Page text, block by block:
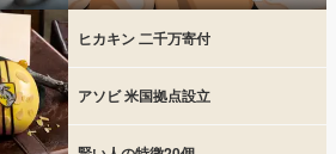
ヒカキン 二千万寄付
アソビ 米国拠点設立